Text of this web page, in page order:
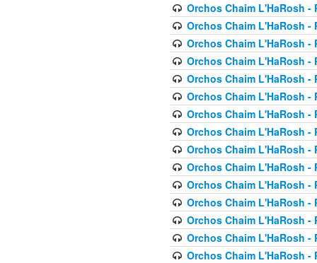
Orchos Chaim L'HaRosh -
Orchos Chaim L'HaRosh -
Orchos Chaim L'HaRosh -
Orchos Chaim L'HaRosh -
Orchos Chaim L'HaRosh -
Orchos Chaim L'HaRosh -
Orchos Chaim L'HaRosh -
Orchos Chaim L'HaRosh -
Orchos Chaim L'HaRosh -
Orchos Chaim L'HaRosh -
Orchos Chaim L'HaRosh -
Orchos Chaim L'HaRosh -
Orchos Chaim L'HaRosh -
Orchos Chaim L'HaRosh -
Orchos Chaim L'HaRosh -